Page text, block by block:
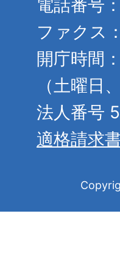
電話番号
ファクス
開庁時間
（土曜日
法人番号
適格請求